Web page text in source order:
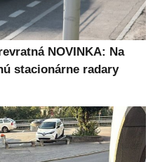
NOVINKA: Na
stacionárne radary